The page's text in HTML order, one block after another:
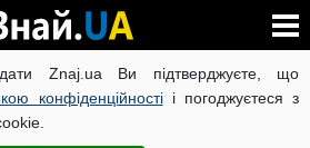
Znaj.ua Ви підтверджуєте, що
конфіденційностіі погоджуєтеся з
УКРАЇНИ КОРОНАВІРУС В УКРАЇНІ
ЧИТАТЬ НА РУССКОМ